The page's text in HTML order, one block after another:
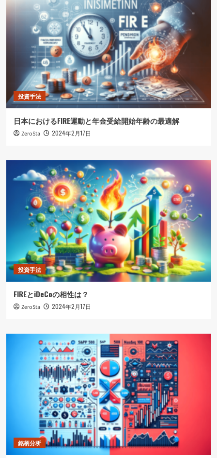
投資手法
日本におけるFIRE運動と年金受給開始年齢の最適解
ZeroSta 2024年2月17日
投資手法
FIREとiDeCoの相性は？
ZeroSta 2024年2月17日
銘柄分析